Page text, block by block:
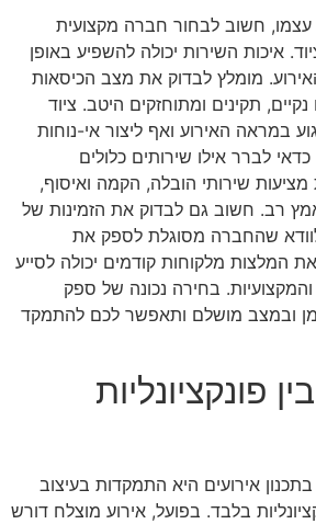
חשוב לבחור חברה מקצועית
איכות השירות יכולה להשפיע באופן
מומלץ לבדוק את מצב הכיסאות
תקינים ומתוחזקים היטב. ציוד
במראה האירוע ואף ליצור אי-נוחות
לברר אילו שירותים כלולים
שירותי הובלה, הקמה ואיסוף,
רב. חשוב גם לבדוק את הזמינות של
שהחברה מסוגלת לספק את
המלצות מלקוחות קודמים יכולה לסייע
בחירה נכונה של ספק
ובמצב מושלם ותאפשר לכם להתמקד
פונקציונליות
אירועים היא התמקדות בעיצוב
בלבד. בפועל, אירוע מוצלח דורש